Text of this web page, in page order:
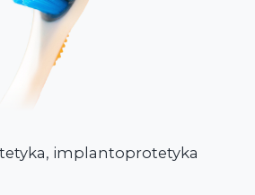
implantoprotetyka